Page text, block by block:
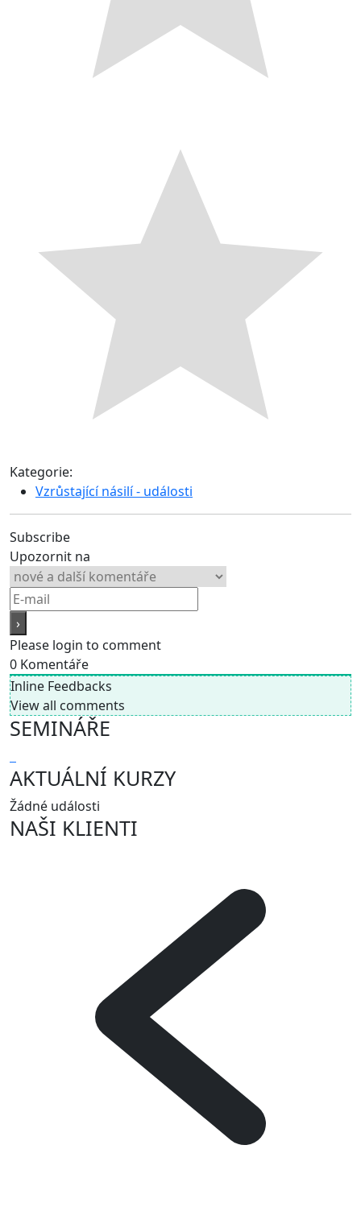
Kategorie:
Vzrůstající násilí - události
Subscribe
Upozornit na
Please login to comment
0 Komentáře
Inline Feedbacks
View all comments
SEMINÁŘE
AKTUÁLNÍ KURZY
Žádné události
NAŠI KLIENTI